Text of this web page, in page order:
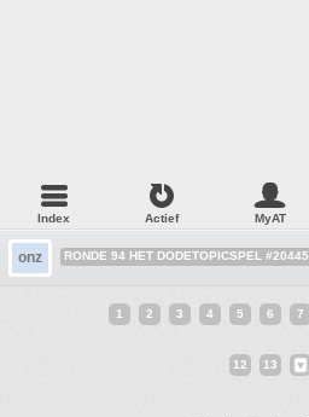
Index Actief MyAT
onz RONDE 94 HET DODETOPICSPEL #20445
1 2 3 4 5 6 7
12 13